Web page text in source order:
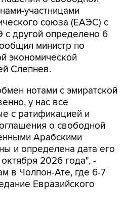
участницами
союза (ЕАЭС) с
другой определено 6
министр по
экономической
Слепнев.
нотами с эмиратской
у нас все
с ратификацией и
о свободной
Арабскими
и определена дата его
2026 года", -
в Чолпон-Ате, где 6-7
Евразийского